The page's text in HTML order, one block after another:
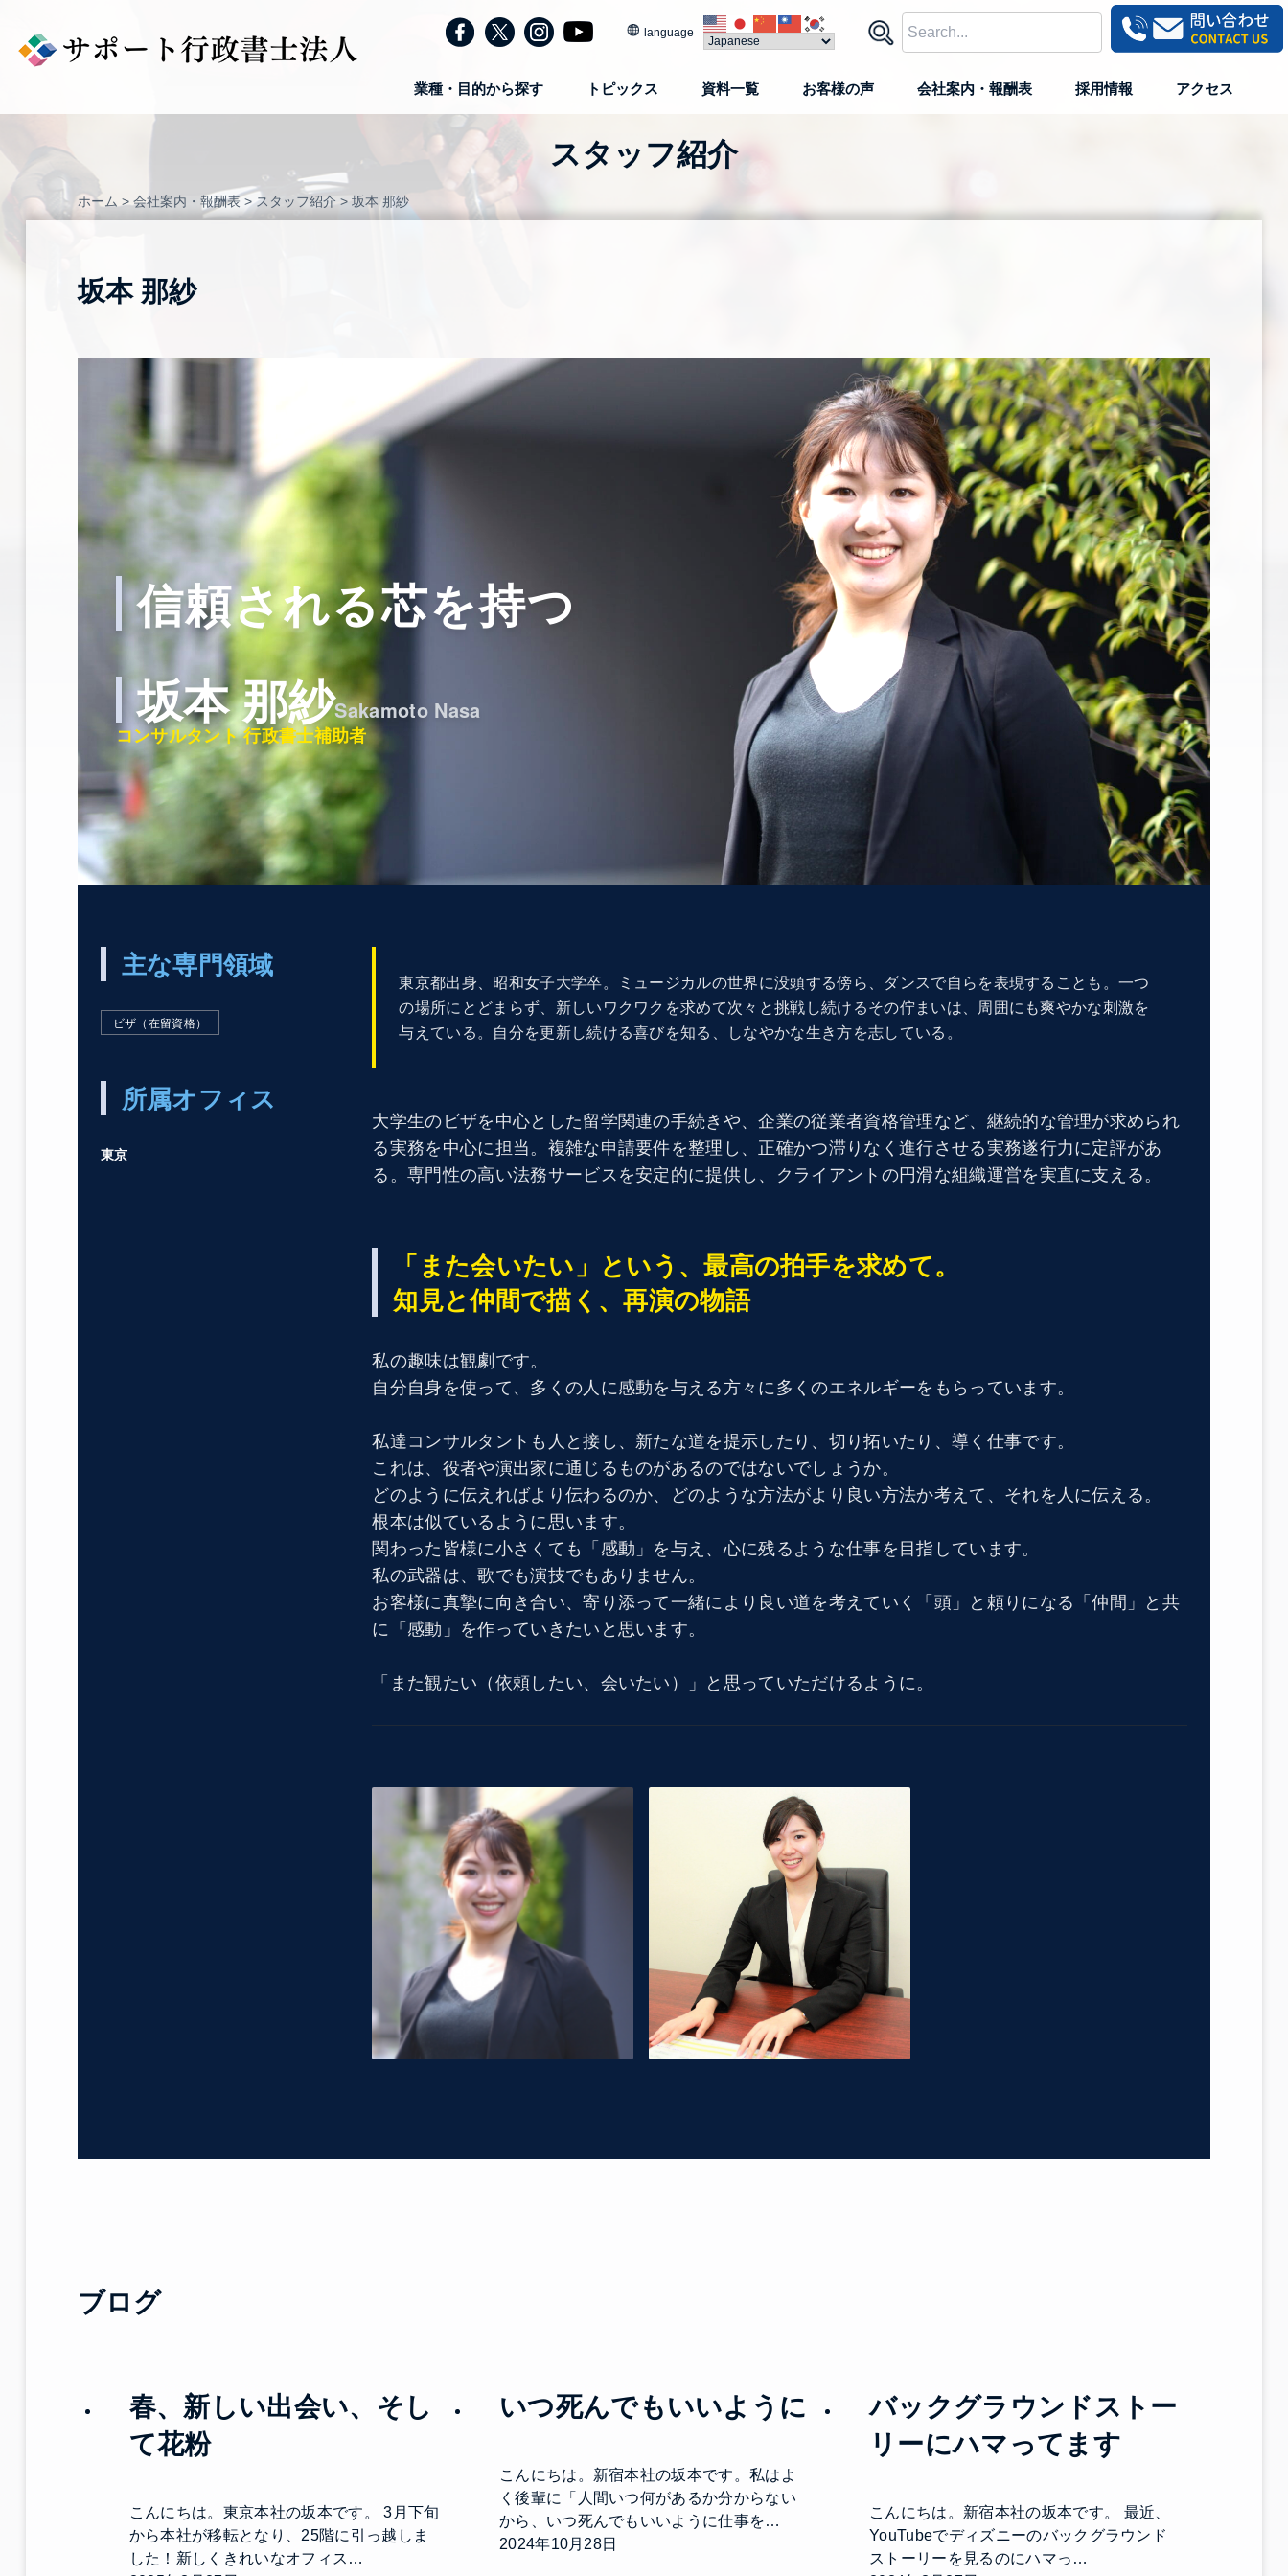
content
language
業種・目的から探す トピックス 資料一覧 お客様の声 会社案内・報酬表 採用情報 アクセス
スタッフ紹介
ホーム > 会社案内・報酬表>スタッフ紹介 > 坂本 那紗
坂本 那紗
信頼される芯を持つ
坂本 那紗Sakamoto Nasa
コンサルタント 行政書士補助者
主な専門領域
ビザ（在留資格）
所属オフィス
東京
東京都出身、昭和女子大学卒。ミュージカルの世界に没頭する傍ら、ダンスで自らを表現することも。一つ
の場所にとどまらず、新しいワクワクを求めて次々と挑戦し続けるその佇まいは、周囲にも爽やかな刺激を
与えている。自分を更新し続ける喜びを知る、しなやかな生き方を志している。
大学生のビザを中心とした留学関連の手続きや、企業の従業者資格管理など、継続的な管理が求められ
る実務を中心に担当。複雑な申請要件を整理し、正確かつ滞りなく進行させる実務遂行力に定評があ
る。専門性の高い法務サービスを安定的に提供し、クライアントの円滑な組織運営を実直に支える。
「また会いたい」という、最高の拍手を求めて。
知見と仲間で描く、再演の物語
私の趣味は観劇です。
自分自身を使って、多くの人に感動を与える方々に多くのエネルギーをもらっています。
私達コンサルタントも人と接し、新たな道を提示したり、切り拓いたり、導く仕事です。
これは、役者や演出家に通じるものがあるのではないでしょうか。
どのように伝えればより伝わるのか、どのような方法がより良い方法か考えて、それを人に伝える。
根本は似ているように思います。
関わった皆様に小さくても「感動」を与え、心に残るような仕事を目指しています。
私の武器は、歌でも演技でもありません。
お客様に真摯に向き合い、寄り添って一緒により良い道を考えていく「頭」と頼りになる「仲間」と共
に「感動」を作っていきたいと思います。
「また観たい（依頼したい、会いたい）」と思っていただけるように。
ブログ
春、新しい出会い、そし
て花粉
こんにちは。東京本社の坂本です。 3月下旬
から本社が移転となり、25階に引っ越しま
した！新しくきれいなオフィス…
いつ死んでもいいように
こんにちは。新宿本社の坂本です。私はよ
く後輩に「人間いつ何があるか分からない
から、いつ死んでもいいように仕事を…
2024年10月28日
バックグラウンドストー
リーにハマってます
こんにちは。新宿本社の坂本です。 最近、
YouTubeでディズニーのバックグラウンド
ストーリーを見るのにハマっ…